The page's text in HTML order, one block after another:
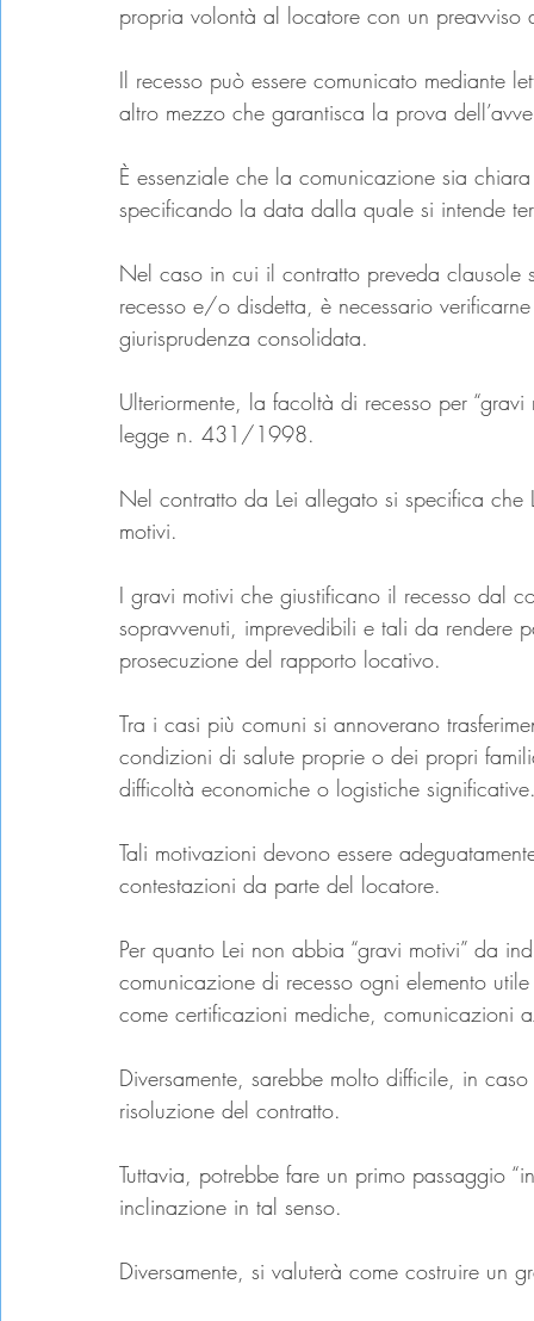
propria volontà al locatore con un preavviso
Il recesso può essere comunicato mediante
altro mezzo che garantisca la prova
È essenziale che la comunicazione sia
specificando la data dalla quale si intende
Nel caso in cui il contratto preveda
recesso e/o disdetta, è necessario
giurisprudenza consolidata.
Ulteriormente, la facoltà di recesso per
legge n. 431/1998.
Nel contratto da Lei allegato si specifica
motivi.
I gravi motivi che giustificano il recesso dal
sopravvenuti, imprevedibili e tali da rendere
prosecuzione del rapporto locativo.
Tra i casi più comuni si annoverano
condizioni di salute proprie o dei propri
difficoltà economiche o logistiche
Tali motivazioni devono essere
contestazioni da parte del locatore.
Per quanto Lei non abbia “gravi motivi” da
comunicazione di recesso ogni elemento
come certificazioni mediche, comunicazioni
Diversamente, sarebbe molto difficile, in
risoluzione del contratto.
Tuttavia, potrebbe fare un primo passaggio
inclinazione in tal senso.
Diversamente, si valuterà come costruire un